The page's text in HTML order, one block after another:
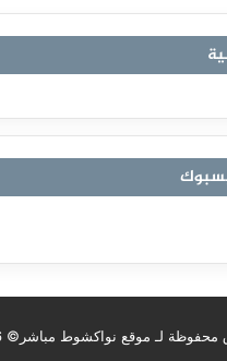
RSS
محفوظة لـ موقع نواكشوط مباشر© 2026